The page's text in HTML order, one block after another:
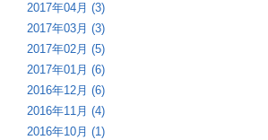
2017年04月 (3)
2017年03月 (3)
2017年02月 (5)
2017年01月 (6)
2016年12月 (6)
2016年11月 (4)
2016年10月 (1)